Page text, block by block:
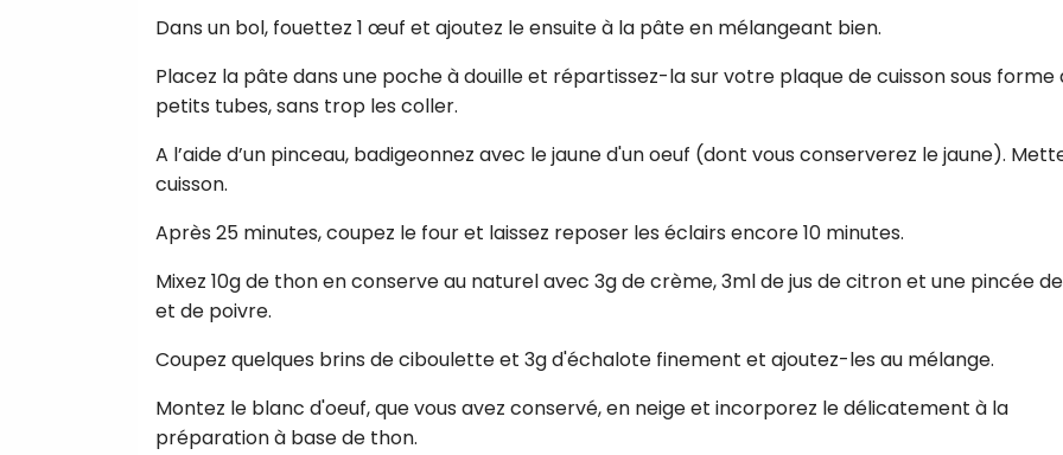
Dans un bol, fouettez 1 œuf et ajoutez le ensuite à la pâte en mélangeant bien.
Placez la pâte dans une poche à douille et répartissez-la sur votre plaque de cuisson sous forme
petits tubes, sans trop les coller.
A l’aide d’un pinceau, badigeonnez avec le jaune d'un oeuf (dont vous conserverez le jaune).
cuisson.
Après 25 minutes, coupez le four et laissez reposer les éclairs encore 10 minutes.
Mixez 10g de thon en conserve au naturel avec 3g de crème, 3ml de jus de citron et une pincée
et de poivre.
Coupez quelques brins de ciboulette et 3g d'échalote finement et ajoutez-les au mélange.
Montez le blanc d'oeuf, que vous avez conservé, en neige et incorporez le délicatement à la
préparation à base de thon.
Recevez
recettes inédites de
Ainsi que la newsletter
Je consens à ce que la société
performances des campagnes.
pourrons savoir si vous ouvrez les
l'heure à laquelle vous le faites
des informations sur le terminal